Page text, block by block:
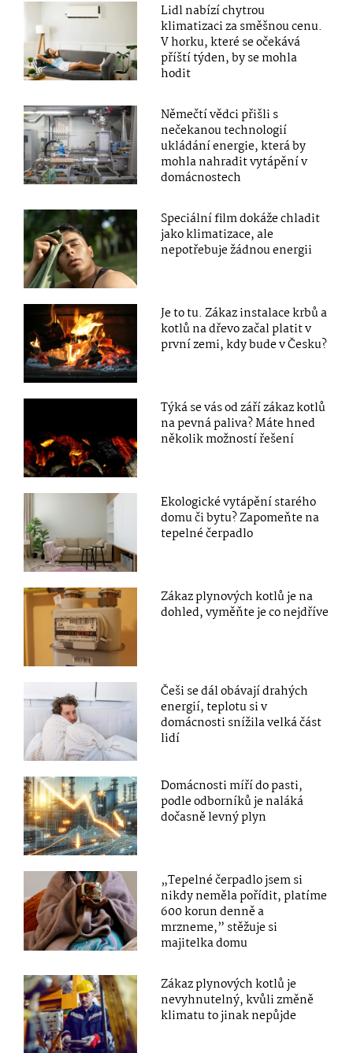
Lidl nabízí chytrou
klimatizaci za směšnou cenu.
V horku, které se očekává
příští týden, by se mohla
hodit
Němečtí vědci přišli s
nečekanou technologií
ukládání energie, která by
mohla nahradit vytápění v
domácnostech
Speciální film dokáže chladit
jako klimatizace, ale
nepotřebuje žádnou energii
Je to tu. Zákaz instalace krbů a
kotlů na dřevo začal platit v
první zemi, kdy bude v Česku?
Týká se vás od září zákaz kotlů
na pevná paliva? Máte hned
několik možností řešení
Ekologické vytápění starého
domu či bytu? Zapomeňte na
tepelné čerpadlo
Zákaz plynových kotlů je na
dohled, vyměňte je co nejdříve
Češi se dál obávají drahých
energií, teplotu si v
domácnosti snížila velká část
lidí
Domácnosti míří do pasti,
podle odborníků je naláká
dočasně levný plyn
„Tepelné čerpadlo jsem si
nikdy neměla pořídit, platíme
600 korun denně a
mrzneme,” stěžuje si
majitelka domu
Zákaz plynových kotlů je
nevyhnutelný, kvůli změně
klimatu to jinak nepůjde